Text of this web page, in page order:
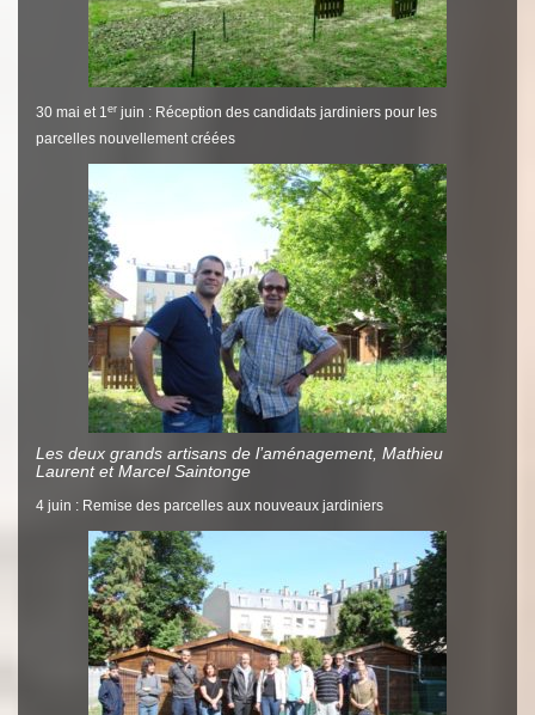
30 mai et 1er juin : Réception des candidats jardiniers pour les
parcelles nouvellement créées
Les deux grands artisans de l’aménagement, Mathieu
Laurent et Marcel Saintonge
4 juin : Remise des parcelles aux nouveaux jardiniers